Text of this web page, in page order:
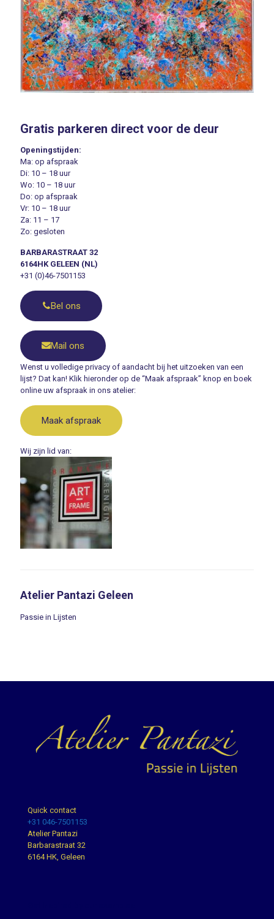
Gratis parkeren direct voor de deur
Openingstijden:
Ma: op afspraak
Di: 10 – 18 uur
Wo: 10 – 18 uur
Do: op afspraak
Vr: 10 – 18 uur
Za: 11 – 17
Zo: gesloten
BARBARASTRAAT 32
6164HK GELEEN (NL)
+31 (0)46-7501153
Bel ons
Mail ons
Wenst u volledige privacy of aandacht bij het uitzoeken van een
lijst? Dat kan! Klik hieronder op de “Maak afspraak” knop en boek
online uw afspraak in ons atelier:
Maak afspraak
Wij zijn lid van:
Atelier Pantazi Geleen
Passie in Lijsten
Quick contact
+31 046-7501153
Atelier Pantazi
Barbarastraat 32
6164 HK, Geleen